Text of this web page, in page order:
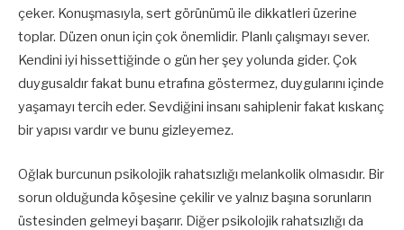
çeker. Konuşmasıyla, sert görünümü ile dikkatleri üzerine
toplar. Düzen onun için çok önemlidir. Planlı çalışmayı sever.
Kendini iyi hissettiğinde o gün her şey yolunda gider. Çok
duygusaldır fakat bunu etrafına göstermez, duygularını içinde
yaşamayı tercih eder. Sevdiğini insanı sahiplenir fakat kıskanç
bir yapısı vardır ve bunu gizleyemez.
Oğlak burcunun psikolojik rahatsızlığı melankolik olmasıdır. Bir
sorun olduğunda köşesine çekilir ve yalnız başına sorunların
üstesinden gelmeyi başarır. Diğer psikolojik rahatsızlığı da